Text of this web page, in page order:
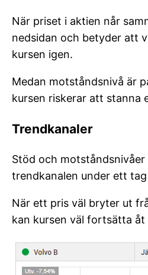
När priset i aktien når
nedsidan och betyder att
kursen igen.
Medan motståndsnivå är
kursen riskerar att stanna
Trendkanaler
Stöd och
trendkanalen under ett
När ett pris väl bryter ut
kan kursen väl fortsätta